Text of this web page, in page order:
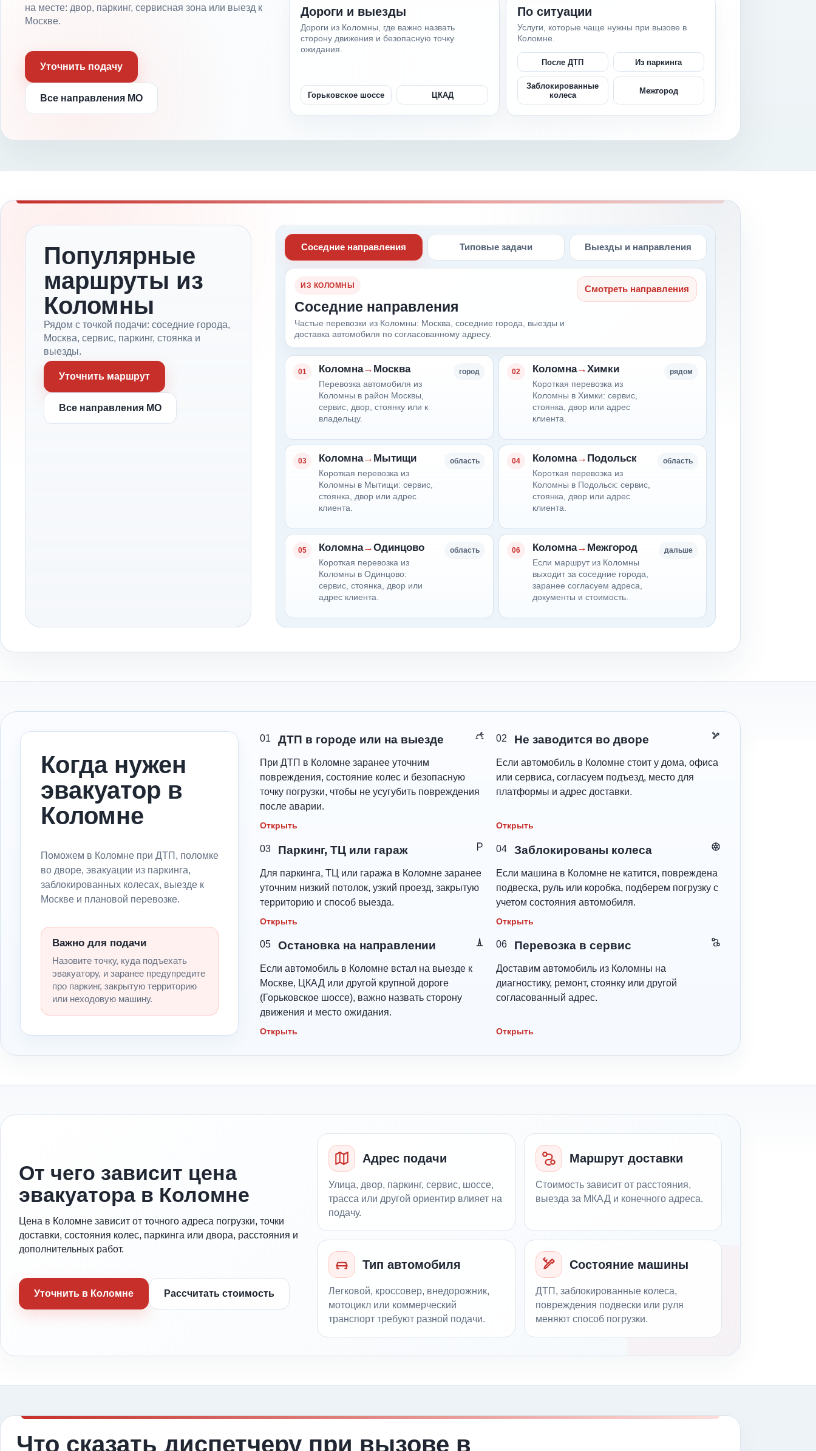
на месте: двор, паркинг, сервисная зона или выезд к
Москве.
Уточнить подачу
Все направления МО
Дороги и выезды
Дороги из Коломны, где важно назвать
сторону движения и безопасную точку
ожидания.
Горьковское шоссе ЦКАД
По ситуации
Услуги, которые чаще нужны при вызове в
Коломне.
После ДТП Из паркинга
Заблокированные
колеса
Межгород
Популярные
маршруты из
Коломны
Рядом с точкой подачи: соседние города,
Москва, сервис, паркинг, стоянка и
выезды.
Уточнить маршрут
Все направления МО
Соседние направления Типовые задачи Выезды и направления
ИЗ КОЛОМНЫ
Соседние направления
Частые перевозки из Коломны: Москва, соседние города, выезды и
доставка автомобиля по согласованному адресу.
Смотреть направления
01 Коломна→ Москва
Перевозка автомобиля из
Коломны в район Москвы,
сервис, двор, стоянку или к
владельцу.
город 02 Коломна→Химки
Короткая перевозка из
Коломны в Химки: сервис,
стоянка, двор или адрес
клиента.
рядом
03 Коломна→ Мытищи
Короткая перевозка из
Коломны в Мытищи: сервис,
стоянка, двор или адрес
клиента.
область 04 Коломна→ Подольск
Короткая перевозка из
Коломны в Подольск: сервис,
стоянка, двор или адрес
клиента.
область
05 Коломна→Одинцово
Короткая перевозка из
Коломны в Одинцово:
сервис, стоянка, двор или
адрес клиента.
область 06 Коломна→ Межгород
Если маршрут из Коломны
выходит за соседние города,
заранее согласуем адреса,
документы и стоимость.
дальше
Когда нужен
эвакуатор в
Коломне
Поможем в Коломне при ДТП, поломке
во дворе, эвакуации из паркинга,
заблокированных колесах, выезде к
Москве и плановой перевозке.
Важно для подачи
Назовите точку, куда подъехать
эвакуатору, и заранее предупредите
про паркинг, закрытую территорию
или неходовую машину.
01 ДТП в городе или на выезде
При ДТП в Коломне заранее уточним
повреждения, состояние колес и безопасную
точку погрузки, чтобы не усугубить повреждения
после аварии.
Открыть
02 Не заводится во дворе
Если автомобиль в Коломне стоит у дома, офиса
или сервиса, согласуем подъезд, место для
платформы и адрес доставки.
Открыть
03 Паркинг, ТЦ или гараж
Для паркинга, ТЦ или гаража в Коломне заранее
уточним низкий потолок, узкий проезд, закрытую
территорию и способ выезда.
Открыть
04 Заблокированы колеса
Если машина в Коломне не катится, повреждена
подвеска, руль или коробка, подберем погрузку с
учетом состояния автомобиля.
Открыть
05 Остановка на направлении
Если автомобиль в Коломне встал на выезде к
Москве, ЦКАД или другой крупной дороге
(Горьковское шоссе), важно назвать сторону
движения и место ожидания.
Открыть
06 Перевозка в сервис
Доставим автомобиль из Коломны на
диагностику, ремонт, стоянку или другой
согласованный адрес.
Открыть
От чего зависит цена
эвакуатора в Коломне
Цена в Коломне зависит от точного адреса погрузки, точки
доставки, состояния колес, паркинга или двора, расстояния и
дополнительных работ.
Уточнить в Коломне Рассчитать стоимость
Адрес подачи
Улица, двор, паркинг, сервис, шоссе,
трасса или другой ориентир влияет на
подачу.
Маршрут доставки
Стоимость зависит от расстояния,
выезда за МКАД и конечного адреса.
Тип автомобиля
Легковой, кроссовер, внедорожник,
мотоцикл или коммерческий
транспорт требуют разной подачи.
Состояние машины
ДТП, заблокированные колеса,
повреждения подвески или руля
меняют способ погрузки.
Что сказать диспетчеру при вызове в